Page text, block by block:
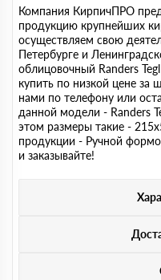
Компания КирпичПРО
продукцию крупнейших
осуществляем свою
Петербурге и
облицовочный Randers
купить по низкой цене за
нами по телефону или
данной модели - Randers
этом размеры такие -
продукции - Ручной
и заказывайте!